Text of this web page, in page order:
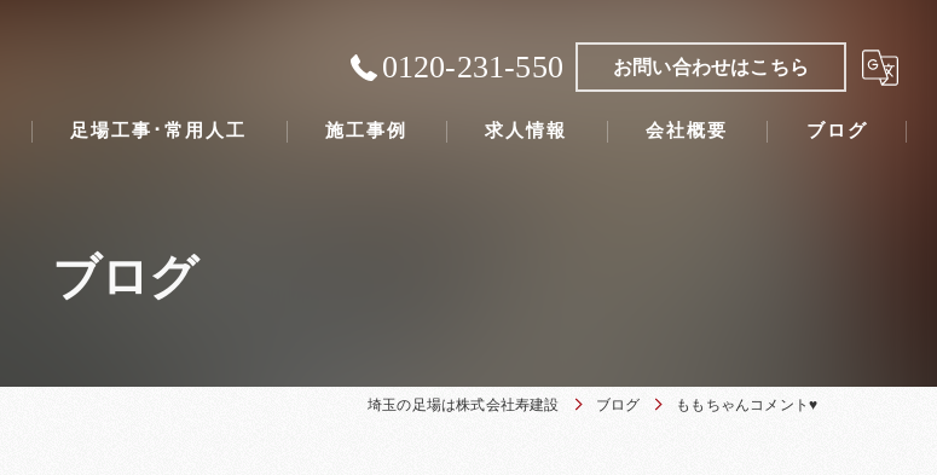
0120-231-550 お問い合わせはこちら
足場工事･常用人工 施工事例 求人情報 会社概要 ブログ
ブログ
埼玉の足場は株式会社寿建設 ブログ ももちゃんコメント♥